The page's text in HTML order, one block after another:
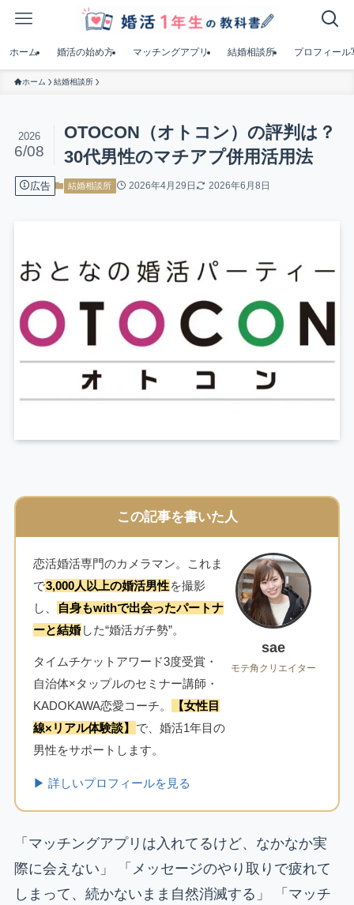
ホーム 婚活の始め方 マッチングアプリ 結婚相談所 プロフィール
ホーム 結婚相談所
OTOCON（オトコン）の評判は？
30代男性のマチアプ併用活用法
2026
6/08
広告 結婚相談所 2026年4月29日 2026年6月8日
この記事を書いた人
恋活婚活専門のカメラマン。これま
で3,000人以上の婚活男性を撮影
し、
自身もwithで出会ったパートナ
ーと結婚した“婚活ガチ勢”。
タイムチケットアワード3度受賞・
自治体×タップルのセミナー講師・
KADOKAWA恋愛コーチ。
【女性目
線×リアル体験談】
で、婚活1年目の
男性をサポートします。
▶ 詳しいプロフィールを見る
sae
モテ角クリエイター
「マッチングアプリは入れてるけど、なかなか実
際に会えない」 「メッセージのやり取りで疲れて
しまって、続かないまま自然消滅する」 「マッチ